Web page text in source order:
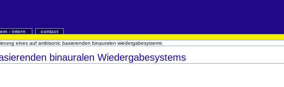
- intern
contact
eines auf ambisonic basierenden binauralen wiedergabesystems
binauralen Wiedergabesystems